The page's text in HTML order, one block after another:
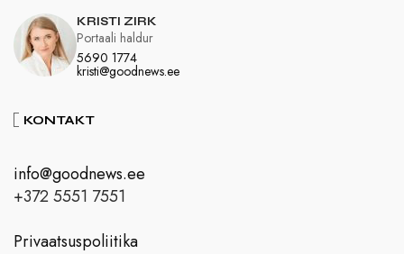
KRISTI ZIRK
5690 1774
kristi@goodnews.ee
Portaali haldur
KONTAKT
info@goodnews.ee
+372 5551 7551
Privaatsuspoliitika